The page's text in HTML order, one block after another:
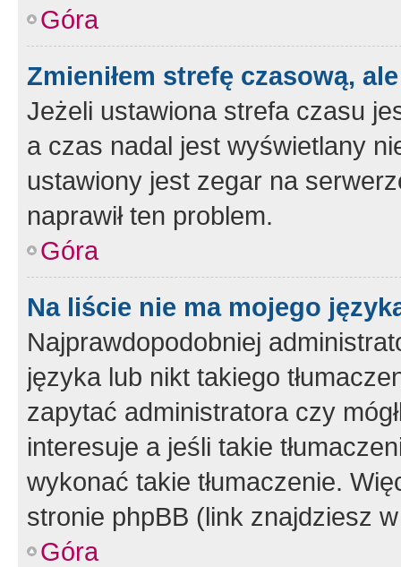
Góra
Zmieniłem strefę czasową,
Jeżeli ustawiona strefa czasu
a czas nadal jest wyświetlany
ustawiony jest zegar na
naprawił ten problem.
Góra
Na liście nie ma mojego
Najprawdopodobniej
języka lub nikt takiego
zapytać administratora czy
interesuje a jeśli takie
wykonać takie tłumaczenie.
stronie phpBB (link znajdziesz
Góra